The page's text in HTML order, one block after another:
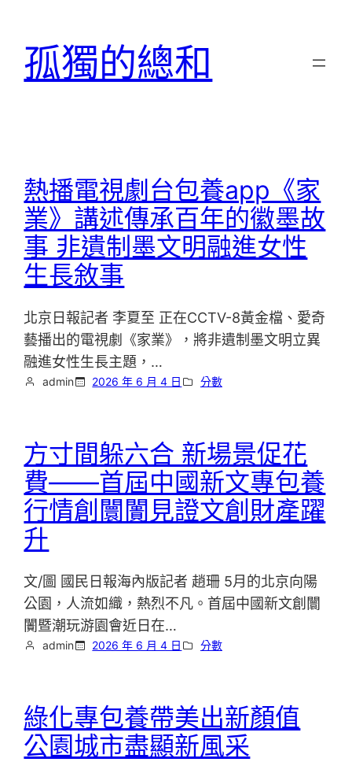
孤獨的總和
熱播電視劇台包養app《家
業》講述傳承百年的徽墨故
事 非遺制墨文明融進女性
生長敘事
北京日報記者 李夏至 正在CCTV-8黃金檔、愛奇
藝播出的電視劇《家業》，將非遺制墨文明立異
融進女性生長主題，…
admin 2026 年 6 月 4 日 分數
方寸間躲六合 新場景促花
費——首屆中國新文專包養
行情創闤闠見證文創財產躍
升
文/圖 國民日報海內版記者 趙珊 5月的北京向陽
公園，人流如織，熱烈不凡。首屆中國新文創闤
闠暨潮玩游園會近日在…
admin 2026 年 6 月 4 日 分數
綠化專包養帶美出新顏值
公園城市盡顯新風采